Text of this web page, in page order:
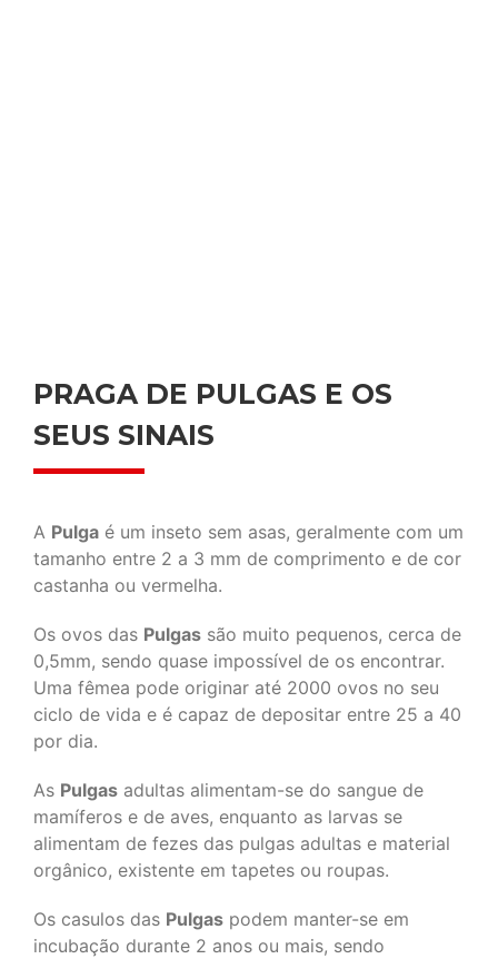
PRAGA DE PULGAS E OS
SEUS SINAIS
A Pulga é um inseto sem asas, geralmente com um
tamanho entre 2 a 3 mm de comprimento e de cor
castanha ou vermelha.
Os ovos das Pulgas são muito pequenos, cerca de
0,5mm, sendo quase impossível de os encontrar.
Uma fêmea pode originar até 2000 ovos no seu
ciclo de vida e é capaz de depositar entre 25 a 40
por dia.
As Pulgas adultas alimentam-se do sangue de
mamíferos e de aves, enquanto as larvas se
alimentam de fezes das pulgas adultas e material
orgânico, existente em tapetes ou roupas.
Os casulos das Pulgas podem manter-se em
incubação durante 2 anos ou mais, sendo